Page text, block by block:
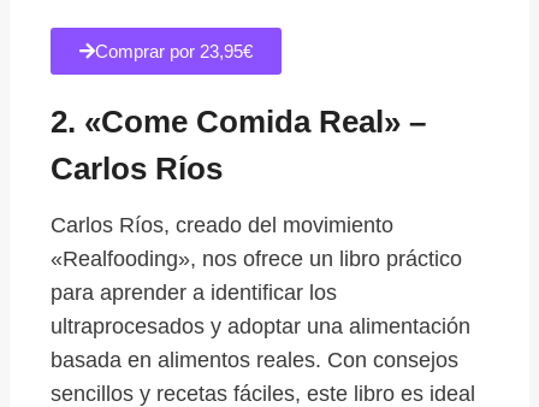
Comprar por 23,95€
2. «Come Comida Real» –
Carlos Ríos
Carlos Ríos, creado del movimiento
«Realfooding», nos ofrece un libro práctico
para aprender a identificar los
ultraprocesados y adoptar una alimentación
basada en alimentos reales. Con consejos
sencillos y recetas fáciles, este libro es ideal